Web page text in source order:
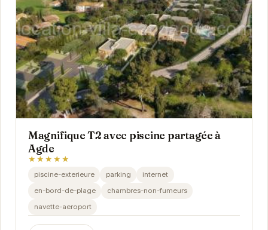
Magnifique T2 avec piscine partagée à
Agde
★★★★★
piscine-exterieure parking
internet
en-bord-de-plage
chambres-non-fumeurs
navette-aeroport